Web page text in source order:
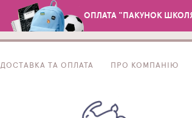
ОПЛАТА "ПАКУНОК
ДОСТАВКА ТА ОПЛАТА ПРО КОМПАНІЮ